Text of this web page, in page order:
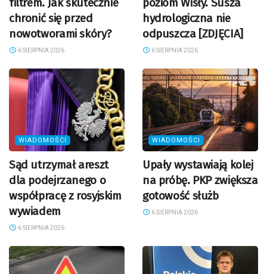
chronić się przed
nowotworami skóry?
6 SIERPNIA 2026
hydrologiczna nie
odpuszcza [ZDJĘCIA]
6 SIERPNIA 2026
WIADOMOŚCI
Sąd utrzymał areszt
dla podejrzanego o
współpracę z rosyjskim
wywiadem
6 SIERPNIA 2026
WIADOMOŚCI
Upały wystawiają kolej
na próbę. PKP zwiększa
gotowość służb
6 SIERPNIA 2026